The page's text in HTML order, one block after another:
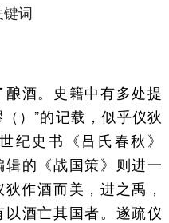
酒。史籍中有多处提
）”的记载，似乎仪狄
纪史书《吕氏春秋》
的《战国策》则进一
作酒而美，进之禹，
酒亡其国者。遂疏仪